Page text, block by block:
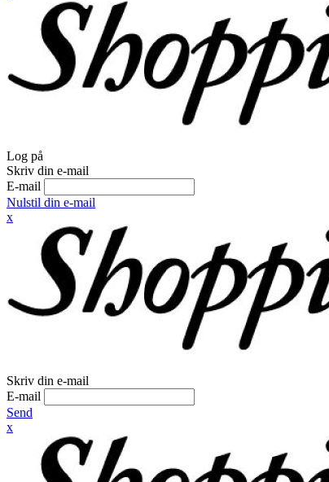
Log på
Skriv din e-mail
E-mail
Nulstil din e-mail
x
Skriv din e-mail
E-mail
Send
x